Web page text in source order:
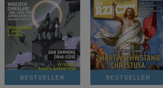
BESTSELLER BESTSELLER